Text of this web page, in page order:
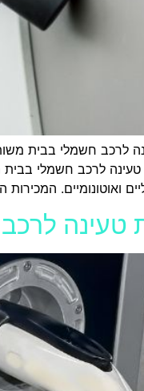
לרכב חשמלי בבית
לרכב חשמלי בבית
ואוטונומיים.